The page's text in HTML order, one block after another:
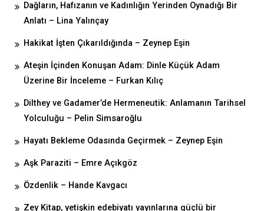
Dağların, Hafızanın ve Kadınlığın Yerinden Oynadığı Bir
Anlatı – Lina Yalınçay
Hakikat İşten Çıkarıldığında – Zeynep Eşin
Ateşin İçinden Konuşan Adam: Dinle Küçük Adam
Üzerine Bir İnceleme – Furkan Kılıç
Dilthey ve Gadamer’de Hermeneutik: Anlamanın Tarihsel
Yolculuğu – Pelin Simsaroğlu
Hayatı Bekleme Odasında Geçirmek – Zeynep Eşin
Aşk Paraziti – Emre Açıkgöz
Özdenlik – Hande Kavgacı
Zey Kitap, yetişkin edebiyatı yayınlarına güçlü bir